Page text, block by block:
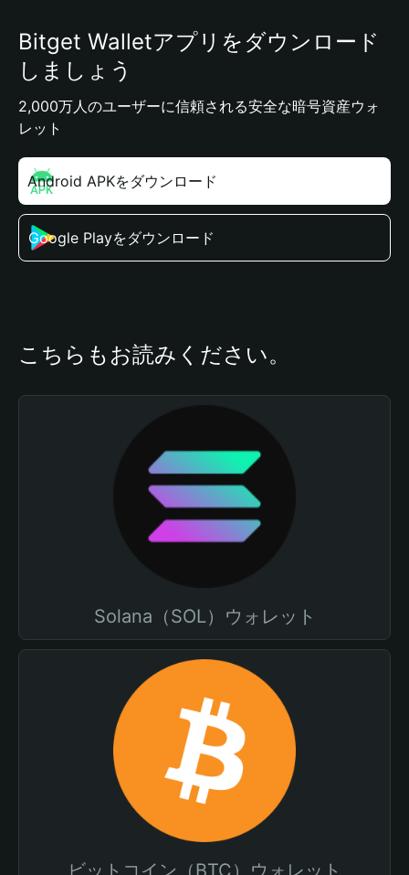
Bitget Walletアプリをダウンロード
しましょう
2,000万人のユーザーに信頼される安全な暗号資産ウォ
レット
Android APKをダウンロード
Google Playをダウンロード
こちらもお読みください。
Solana（SOL）ウォレット
ビットコイン（BTC）ウォレット